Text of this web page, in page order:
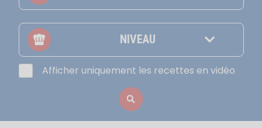
NIVEAU
Afficher uniquement les recettes en vidéo